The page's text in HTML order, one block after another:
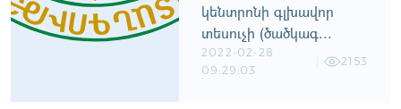
կենտրոնի գլխավոր
տեսուչի (ծածկագ...
2022-02-28
09:29:03
2153